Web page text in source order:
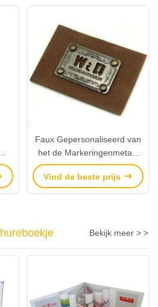
Faux Gepersonaliseerd van
het de Markeringenmetaal
van de Leerbagage het
Embleem Multidoel voor
Vind de beste prijs
Bekijk meer > >